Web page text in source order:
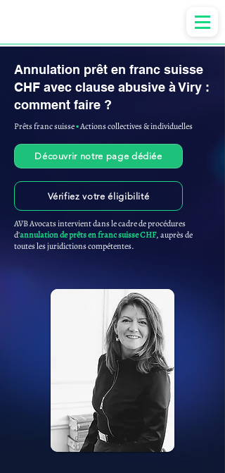
Annulation prêt en franc suisse
CHF avec clause abusive à Viry :
comment faire ?
Prêts franc suisse▪︎Actions collectives & individuelles
Découvrir notre page dédiée
Vérifiez votre éligibilité
AVB Avocats intervient dans le cadre de procédures
d'annulation de prêts en franc suisse CHF, auprès de
toutes les juridictions compétentes.